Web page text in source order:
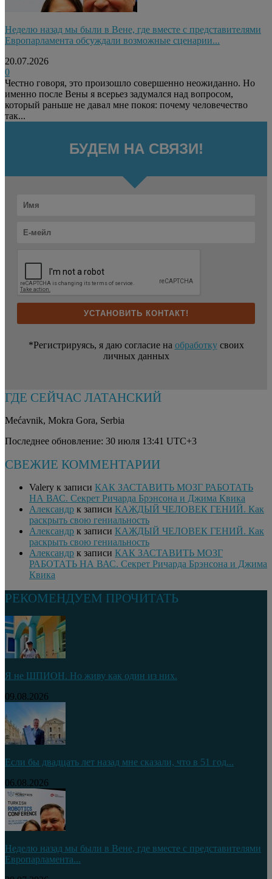
Неделю назад мы были в Вене, где вместе с представителями
Европарламента обсуждали возможные сценарии...
20.07.2026
0
Честно говоря, это произошло совершенно неожиданно. Но
именно после Вены я всерьез задумался над вопросом,
который раньше не давал мне покоя: почему человечество
так...
БУДЕМ НА СВЯЗИ!
*Регистрируясь, я даю согласие на обработкусвоих
личных данных
ГДЕ СЕЙЧАС ЛАТАНСКИЙ
Mećavnik, Mokra Gora, Serbia
Последнее обновление: 30 июля 13:41 UTC+3
СВЕЖИЕ КОММЕНТАРИИ
Valery к записи КАК ЗАСТАВИТЬ МОЗГ РАБОТАТЬ
НА ВАС. Секрет Ричарда Брэнсона и Джима Квика
Александр к записи КАЖДЫЙ ЧЕЛОВЕК ГЕНИЙ. Как
раскрыть свою гениальность
Александр к записи КАЖДЫЙ ЧЕЛОВЕК ГЕНИЙ. Как
раскрыть свою гениальность
Александр к записи КАК ЗАСТАВИТЬ МОЗГ
РАБОТАТЬ НА ВАС. Секрет Ричарда Брэнсона и Джима
Квика
РЕКОМЕНДУЕМ ПРОЧИТАТЬ
Я не ШПИОН. Но живу как один из них.
09.08.2026
Если бы двадцать лет назад мне сказали, что в 51 год...
06.08.2026
Неделю назад мы были в Вене, где вместе с представителями
Европарламента...